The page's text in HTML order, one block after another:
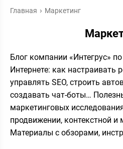
Главная Маркетинг
Блог компании «Интегрус»
Интернете: как настраивать
управлять SEO, строить
создавать чат-боты…
маркетинговых
продвижении, контекстной и
Материалы с обзорами,